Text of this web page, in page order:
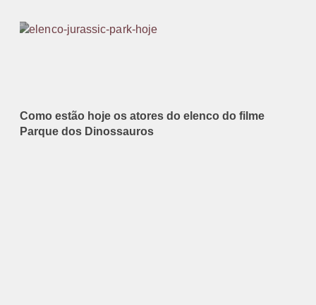
Como estão hoje os atores do elenco do filme
Parque dos Dinossauros